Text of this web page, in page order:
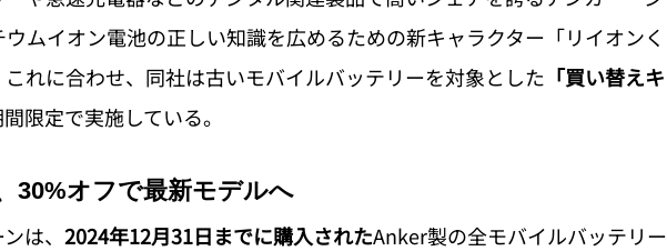
ムイオン電池の正しい知識を広めるための新キャラクター「リイオンく
れに合わせ、同社は古いモバイルバッテリーを対象とした 「買い替えキ
限定で実施している。
30%オフで最新モデルへ
は、 2024年12月31日までに購入されたAnker製の全モバイルバッテリー